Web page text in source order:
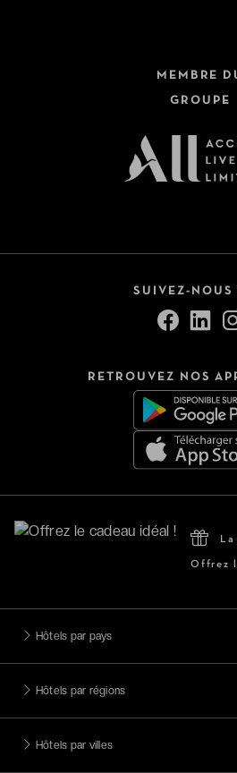
MEMBRE
GROUPE
SUIVEZ-NOUS
RETROUVEZ NOS
La
Offrez
Hôtels par pays
Hôtels par régions
Hôtels par villes